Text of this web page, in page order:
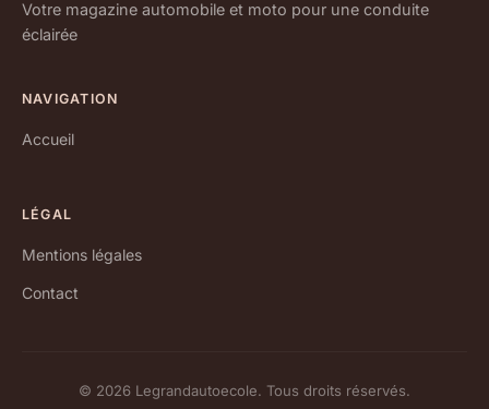
Votre magazine automobile et moto pour une conduite
éclairée
NAVIGATION
Accueil
LÉGAL
Mentions légales
Contact
© 2026 Legrandautoecole. Tous droits réservés.